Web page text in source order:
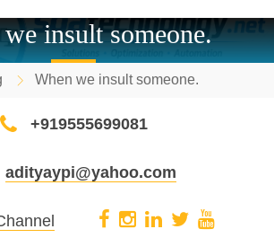
insult someone.
When we insult someone.
+919555699081
adityaypi@yahoo.com